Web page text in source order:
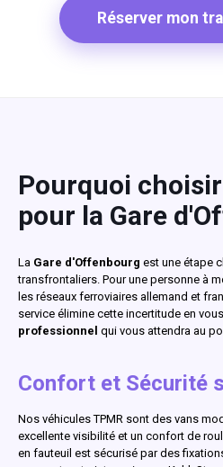
Réserver mon
Pourquoi
pour la Gare
La Gare d'Offenbourg est une étape
transfrontaliers. Pour une personne à
les réseaux ferroviaires allemand et
service élimine cette incertitude en
professionnel qui vous attendra au
Confort et Sécurité
Nos véhicules TPMR sont des vans
excellente visibilité et un confort de
en fauteuil est sécurisé par des